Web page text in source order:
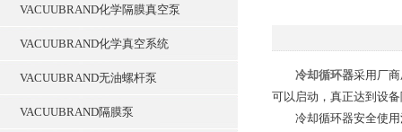
VACUUBRAND化学隔膜真空泵
VACUUBRAND化学真空系统
VACUUBRAND无油螺杆泵
VACUUBRAND隔膜泵
冷却循环器采用厂
可以启动，真正达到设
冷却循环器安全使用